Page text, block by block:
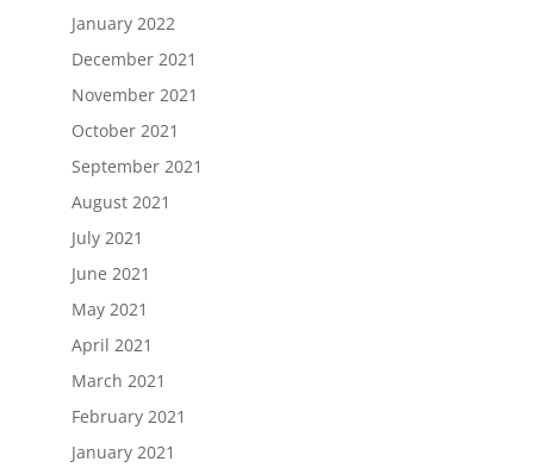
January 2022
December 2021
November 2021
October 2021
September 2021
August 2021
July 2021
June 2021
May 2021
April 2021
March 2021
February 2021
January 2021